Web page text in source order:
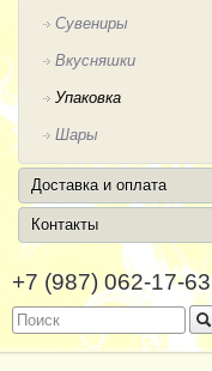
Сувениры
Вкусняшки
Упаковка
Шары
Доставка и оплата
Контакты
+7 (987) 062-17-63